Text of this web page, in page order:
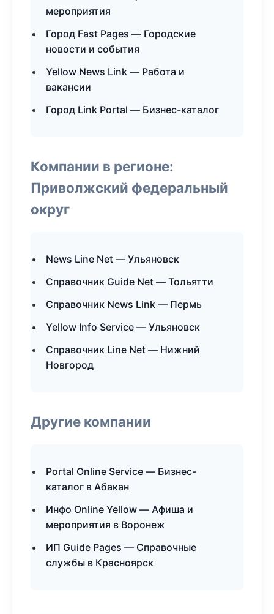
мероприятия
Город Fast Pages — Городские
новости и события
Yellow News Link — Работа и
вакансии
Город Link Portal — Бизнес-каталог
Компании в регионе:
Приволжский федеральный
округ
News Line Net — Ульяновск
Справочник Guide Net — Тольятти
Справочник News Link — Пермь
Yellow Info Service — Ульяновск
Справочник Line Net — Нижний
Новгород
Другие компании
Portal Online Service — Бизнес-
каталог в Абакан
Инфо Online Yellow — Афиша и
мероприятия в Воронеж
ИП Guide Pages — Справочные
службы в Красноярск